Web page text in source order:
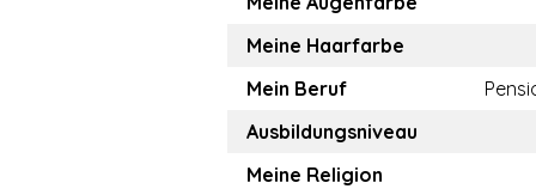
Meine Haarfarbe
Mein Beruf
Ausbildungsniveau
Meine Religion